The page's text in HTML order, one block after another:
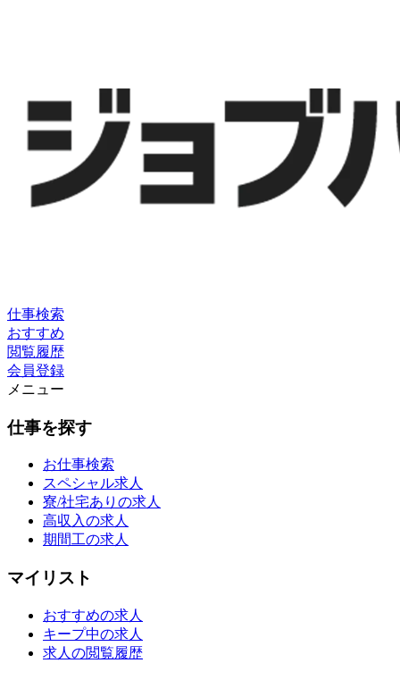
仕事検索
おすすめ
閲覧履歴
会員登録
メニュー
仕事を探す
お仕事検索
スペシャル求人
寮/社宅ありの求人
高収入の求人
期間工の求人
マイリスト
おすすめの求人
キープ中の求人
求人の閲覧履歴